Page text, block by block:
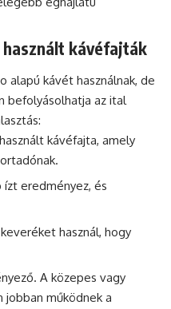
kávéfajták
alapú kávét használnak, de
befolyásolhatja az ital
kávéfajta, amely
ízt eredményez, és
használ, hogy
A közepes vagy
jobban működnek a